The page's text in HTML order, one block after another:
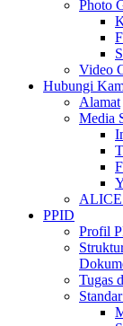
Photo
Video
Hubungi
Alamat
Media
ALICE
PPID
Profil
Tugas